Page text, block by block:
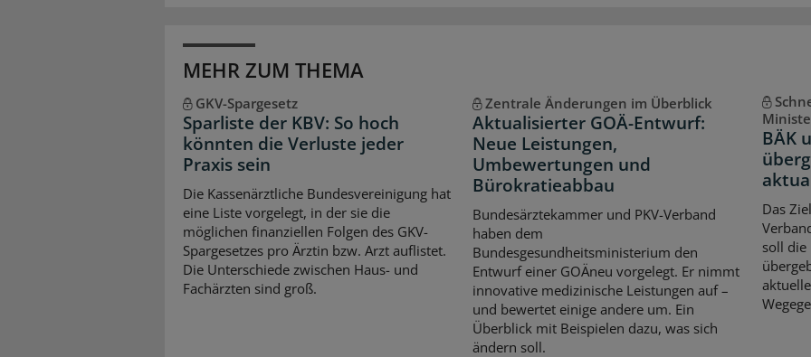
MEHR ZUM THEMA
GKV-Spargesetz
Sparliste der KBV: So hoch
könnten die Verluste jeder
Praxis sein
Die Kassenärztliche Bundesvereinigung hat
eine Liste vorgelegt, in der sie die
möglichen finanziellen Folgen des GKV-
Spargesetzes pro Ärztin bzw. Arzt auflistet.
Die Unterschiede zwischen Haus- und
Fachärzten sind groß.
Zentrale Änderungen im Überblick
Aktualisierter GOÄ-Entwurf:
Neue Leistungen,
Umbewertungen und
Bürokratieabbau
Bundesärztekammer und PKV-Verband
haben dem
Bundesgesundheitsministerium den
Entwurf einer GOÄneu vorgelegt. Er nimmt
innovative medizinische Leistungen auf –
und bewertet einige andere um. Ein
Überblick mit Beispielen dazu, was sich
ändern soll.
BÄK
Das
soll die